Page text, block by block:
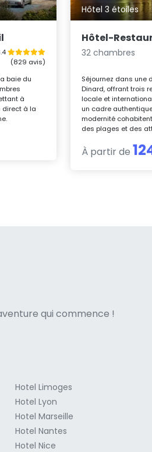
(829 avis)
baie du
à
direct à la
Hôtel 3 étoiles
Hôtel-
32 chambres
Séjournez dans une
Dinard, offrant trois
locale et
un cadre
modernité
des plages et des
À partir de
qui commence !
Hotel Limoges
Hotel Lyon
Hotel Marseille
Hotel Nantes
Hotel Nice